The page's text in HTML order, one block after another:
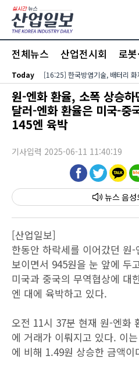
본문 바로가기
전체뉴스 산업전시회 로봇
Today [16:25] 한국방염기술, 배터리
원-엔화 환율, 소폭 상승
달러-엔화 환율은 미국-중
145엔 육박
기사입력 2025-06-11 11:40:19
뉴스 음성
[산업일보]
한동안 하락세를 이어갔던 원
보이면서 945원을 눈 앞에 두
미국과 중국의 무역협상에 대
엔 대에 육박하고 있다.
오전 11시 37분 현재 원-엔화
에 거래가 이뤄지고 있다. 이
에 비해 1.49원 상승한 금액이